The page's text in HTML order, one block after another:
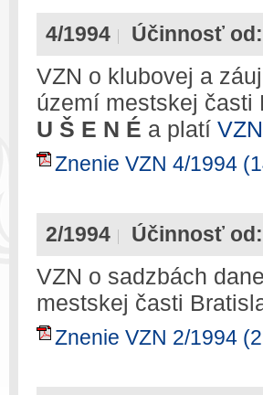
4/1994 Účinnosť od:
VZN o klubovej a
území mestskej časti
U Š E N É a platí
Znenie VZN 4/1994
2/1994 Účinnosť od:
VZN o sadzbách
mestskej časti
Znenie VZN 2/1994